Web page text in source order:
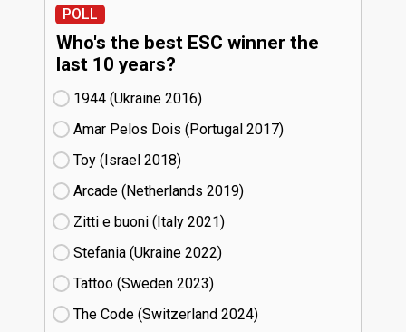
POLL
Who's the best ESC winner the
last 10 years?
1944 (Ukraine
16)
Amar Pelos Dois (Portugal
17)
Toy (Israel
18)
Arcade (Netherlands
19)
Zitti e buoni​ (Italy
21)
Stefania (Ukraine
22)
Tattoo (Sweden
23)
The Code (Switzerland
24)